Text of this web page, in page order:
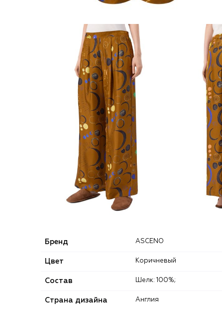
Бренд ASCENO
Цвет Коричневый
Состав Шелк: 100%;
Страна дизайна Англия